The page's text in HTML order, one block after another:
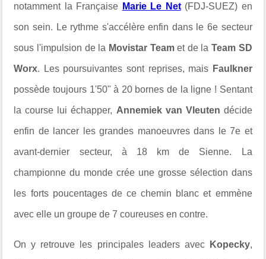
notamment la Française Marie Le Net(FDJ-SUEZ) en
son sein. Le rythme s'accélère enfin dans le 6e secteur
sous l'impulsion de la Movistar Teamet de la Team SD
Worx. Les poursuivantes sont reprises, mais Faulkner
possède toujours 1'50" à 20 bornes de la ligne ! Sentant
la course lui échapper, Annemiek van Vleuten décide
enfin de lancer les grandes manoeuvres dans le 7e et
avant-dernier secteur, à 18 km de Sienne. La
championne du monde crée une grosse sélection dans
les forts poucentages de ce chemin blanc et emmène
avec elle un groupe de 7 coureuses en contre.
On y retrouve les principales leaders avec Kopecky,